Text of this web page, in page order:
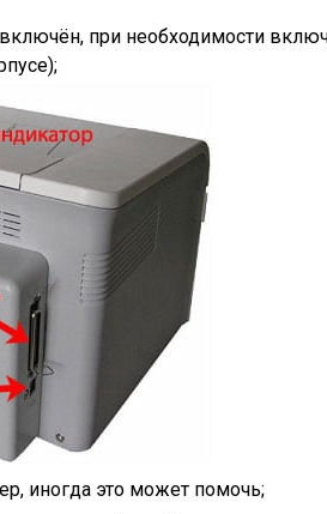
включён, при необходимости
иногда это может помочь;